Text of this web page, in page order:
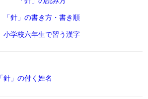
「針」の書き方・書き順
小学校六年生で習う漢字
「針」の付く姓名